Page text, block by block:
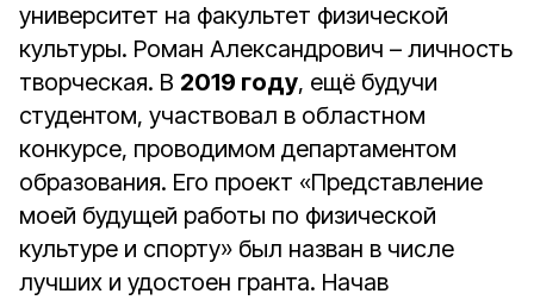
университет на факультет физической
культуры. Роман Александрович – личность
творческая. В 2019 году, ещё будучи
студентом, участвовал в областном
конкурсе, проводимом департаментом
образования. Его проект «Представление
моей будущей работы по физической
культуре и спорту» был назван в числе
лучших и удостоен гранта. Начав